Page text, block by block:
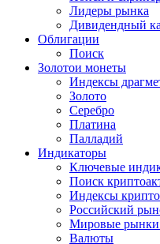
Лидеры рынка
Дивидендный
Облигации
Поиск
Золотои монеты
Индексы
Золото
Серебро
Платина
Палладий
Индикаторы
Ключевые
Поиск
Индексы
Российский
Мировые рынки
Валюты